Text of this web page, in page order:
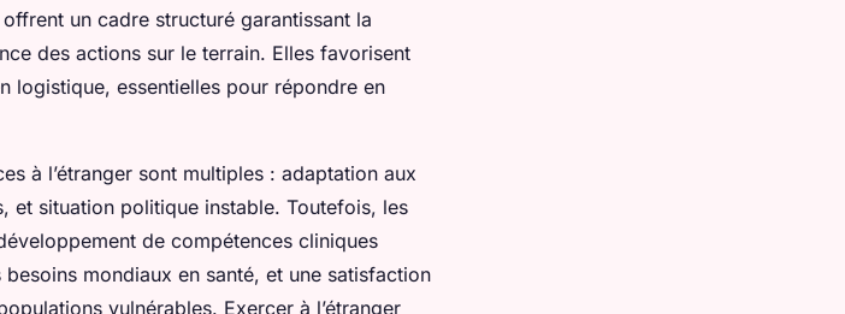
un cadre structuré garantissant la
des actions sur le terrain. Elles favorisent
logistique, essentielles pour répondre en
à l’étranger sont multiples : adaptation aux
et situation politique instable. Toutefois, les
de compétences cliniques
mondiaux en santé, et une satisfaction
vulnérables. Exercer à l’étranger